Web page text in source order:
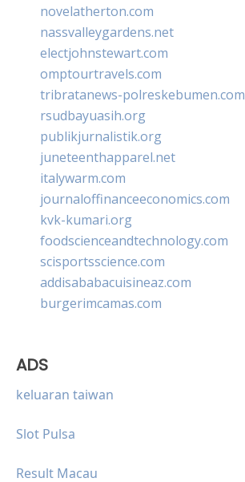
novelatherton.com
nassvalleygardens.net
electjohnstewart.com
omptourtravels.com
tribratanews-polreskebumen.com
rsudbayuasih.org
publikjurnalistik.org
juneteenthapparel.net
italywarm.com
journaloffinanceeconomics.com
kvk-kumari.org
foodscienceandtechnology.com
scisportsscience.com
addisababacuisineaz.com
burgerimcamas.com
ADS
keluaran taiwan
Slot Pulsa
Result Macau